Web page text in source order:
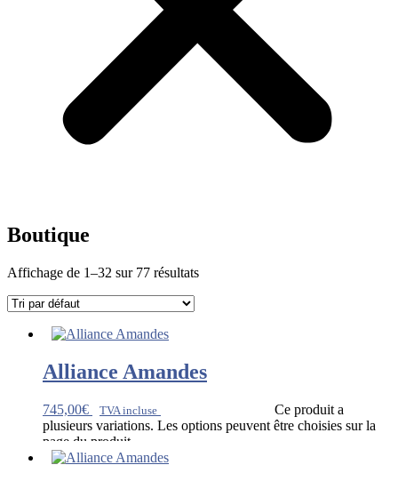
Boutique
Affichage de 1–32 sur 77 résultats
Alliance Amandes
745,00€ TVA incluse
Ce produit a
plusieurs variations. Les options peuvent être choisies sur la
page du produit